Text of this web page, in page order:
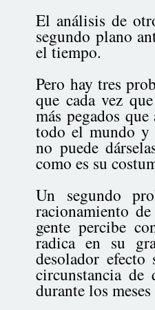
El análisis de
segundo plano
el tiempo.
Pero hay tres
que cada vez
más pegados
todo el mundo y
no puede
como es su
Un segundo
racionamiento
gente percibe
radica en su
desolador
circunstancia
durante los